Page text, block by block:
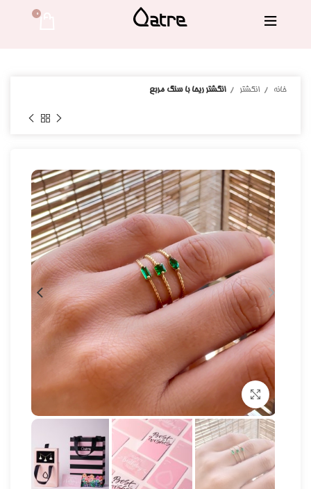
0
خانه انگشتر انگشتر ریحا با سنگ مربع
برای بزرگنمایی کلیک کنید